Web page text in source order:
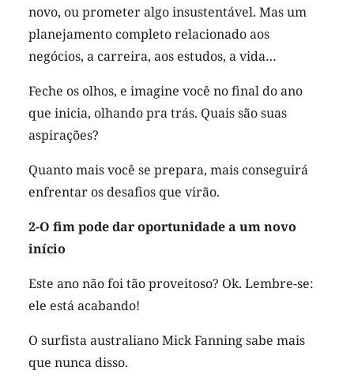
novo, ou prometer algo insustentável. Mas um
planejamento completo relacionado aos
negócios, a carreira, aos estudos, a vida…
Feche os olhos, e imagine você no final do ano
que inicia, olhando pra trás. Quais são suas
aspirações?
Quanto mais você se prepara, mais conseguirá
enfrentar os desafios que virão.
2-O fim pode dar oportunidade a um novo
início
Este ano não foi tão proveitoso? Ok. Lembre-se:
ele está acabando!
O surfista australiano Mick Fanning sabe mais
que nunca disso.